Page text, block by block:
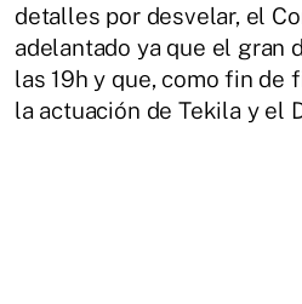
detalles por desvelar, el
adelantado ya que el gran
las 19h y que, como fin de
la actuación de Tekila y el